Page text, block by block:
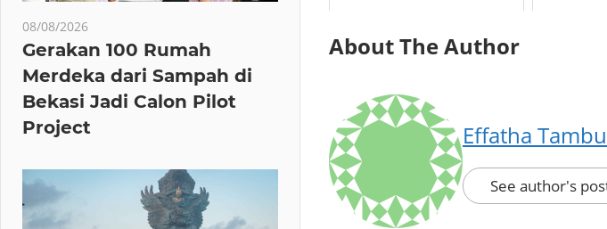
About The Author
Effatha
See author's
08/08/2026
Gerakan 100 Rumah
Merdeka dari Sampah di
Bekasi Jadi Calon Pilot
Project